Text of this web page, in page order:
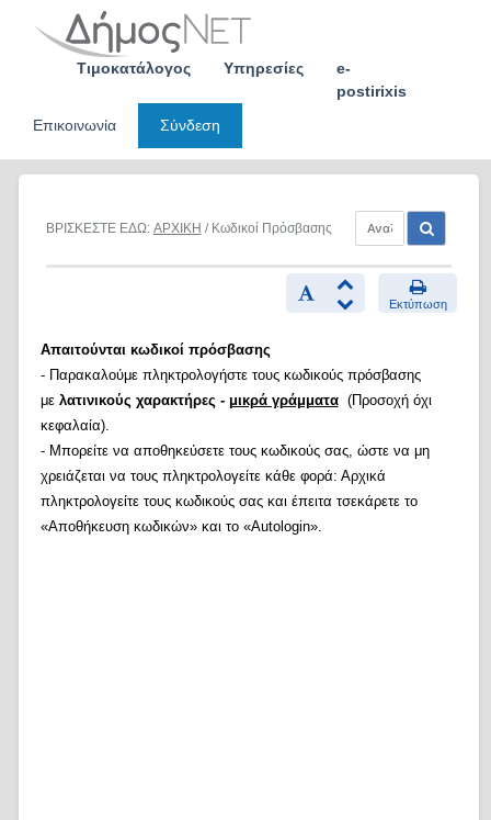
Τιμοκατάλογος Υπηρεσίες
e-
postirixis
Επικοινωνία
Σύνδεση
ΒΡΙΣΚΕΣΤΕ ΕΔΩ: ΑΡΧΙΚΗ / Κωδικοί Πρόσβασης
Εκτύπωση
Απαιτούνται κωδικοί πρόσβασης
- Παρακαλούμε πληκτρολογήστε τους κωδικούς πρόσβασης
με λατινικούς χαρακτήρες - μικρά γράμματα(Προσοχή όχι
κεφαλαία).
- Μπορείτε να αποθηκεύσετε τους κωδικούς σας, ώστε να μη
χρειάζεται να τους πληκτρολογείτε κάθε φορά: Αρχικά
πληκτρολογείτε τους κωδικούς σας και έπειτα τσεκάρετε το
«Αποθήκευση κωδικών» και το «Autologin».